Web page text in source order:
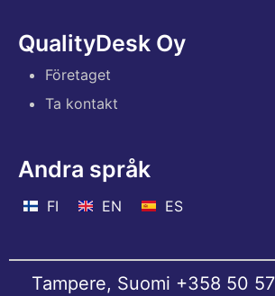
QualityDesk Oy
Företaget
Ta kontakt
Andra språk
FI EN ES
Tampere, Suomi +358 50